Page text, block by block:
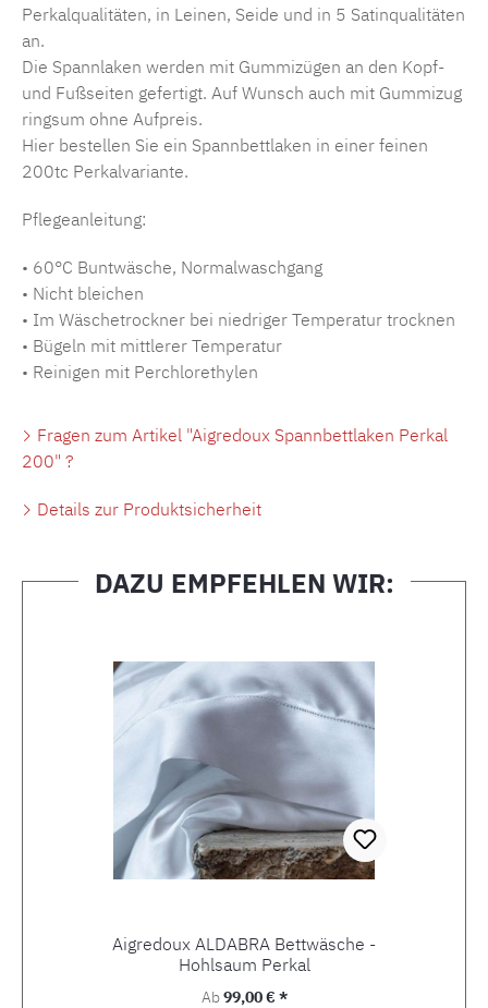
Perkalqualitäten, in Leinen, Seide und in 5 Satinqualitäten
an.
Die Spannlaken werden mit Gummizügen an den Kopf-
und Fußseiten gefertigt. Auf Wunsch auch mit Gummizug
ringsum ohne Aufpreis.
Hier bestellen Sie ein Spannbettlaken in einer feinen
200tc Perkalvariante.
Pflegeanleitung:
• 60°C Buntwäsche, Normalwaschgang
• Nicht bleichen
• Im Wäschetrockner bei niedriger Temperatur trocknen
• Bügeln mit mittlerer Temperatur
• Reinigen mit Perchlorethylen
Fragen zum Artikel "Aigredoux Spannbettlaken Perkal
200" ?
Details zur Produktsicherheit
DAZU EMPFEHLEN WIR:
Aigredoux ALDABRA Bettwäsche -
Hohlsaum Perkal
Regulärer Preis:
Ab99,00 € *